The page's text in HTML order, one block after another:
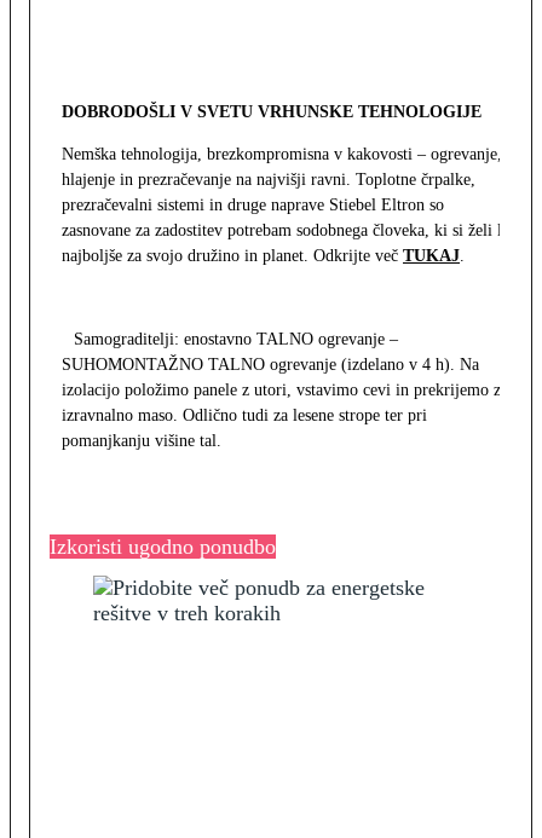
DOBRODOŠLI V SVETU VRHUNSKE TEHNOLOGIJE
Nemška tehnologija, brezkompromisna v kakovosti – ogrevanje,
hlajenje in prezračevanje na najvišji ravni. Toplotne črpalke,
prezračevalni sistemi in druge naprave Stiebel Eltron so
zasnovane za zadostitev potrebam sodobnega človeka, ki si želi le
najboljše za svojo družino in planet. Odkrijte več TUKAJ
Samograditelji: enostavno TALNO ogrevanje –
SUHOMONTAŽNO TALNO ogrevanje (izdelano v 4 h). Na
izolacijo položimo panele z utori, vstavimo cevi in prekrijemo z
izravnalno maso. Odlično tudi za lesene strope ter pri
pomanjkanju višine tal.
Izkoristi ugodno ponudbo